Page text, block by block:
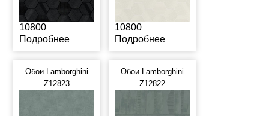
10800
Подробнее
10800
Подробнее
Обои Lamborghini
Z12823
Обои Lamborghini
Z12822